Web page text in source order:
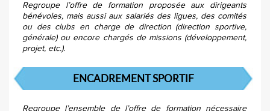
Regroupe l’offre de formation proposée aux dirigeants
bénévoles, mais aussi aux salariés des ligues, des comités
ou des clubs en charge de direction (direction sportive,
générale) ou encore chargés de missions (développement,
projet, etc.).
ENCADREMENT SPORTIF
Regroupe l’ensemble de l’offre de formation nécessaire